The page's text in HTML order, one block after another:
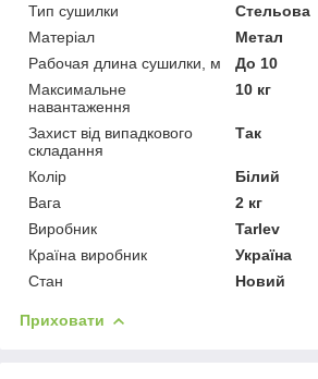
Тип сушилки
Стельова
Матеріал
Метал
Рабочая длина сушилки, м
До 10
Максимальне
навантаження
10 кг
Захист від випадкового
складання
Так
Колір
Білий
Вага
2 кг
Виробник
Tarlev
Країна виробник
Україна
Стан
Новий
Приховати